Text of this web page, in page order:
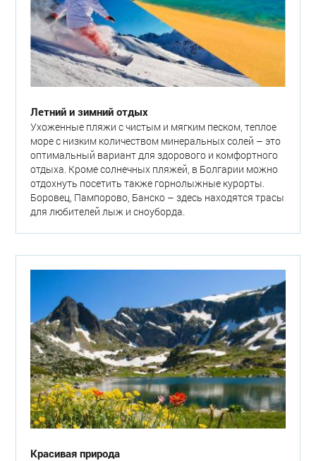
Летний и зимний отдых
Ухоженные пляжи с чистым и мягким песком, теплое
море с низким количеством минеральных солей – это
оптимальный вариант для здорового и комфортного
отдыха. Кроме солнечных пляжей, в Болгарии можно
отдохнуть посетить также горнолыжные курорты.
Боровец, Пампорово, Банско – здесь находятся трасы
для любителей лыж и сноуборда.
Красивая природа